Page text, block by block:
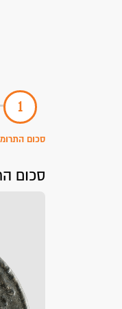
סכום
סכום